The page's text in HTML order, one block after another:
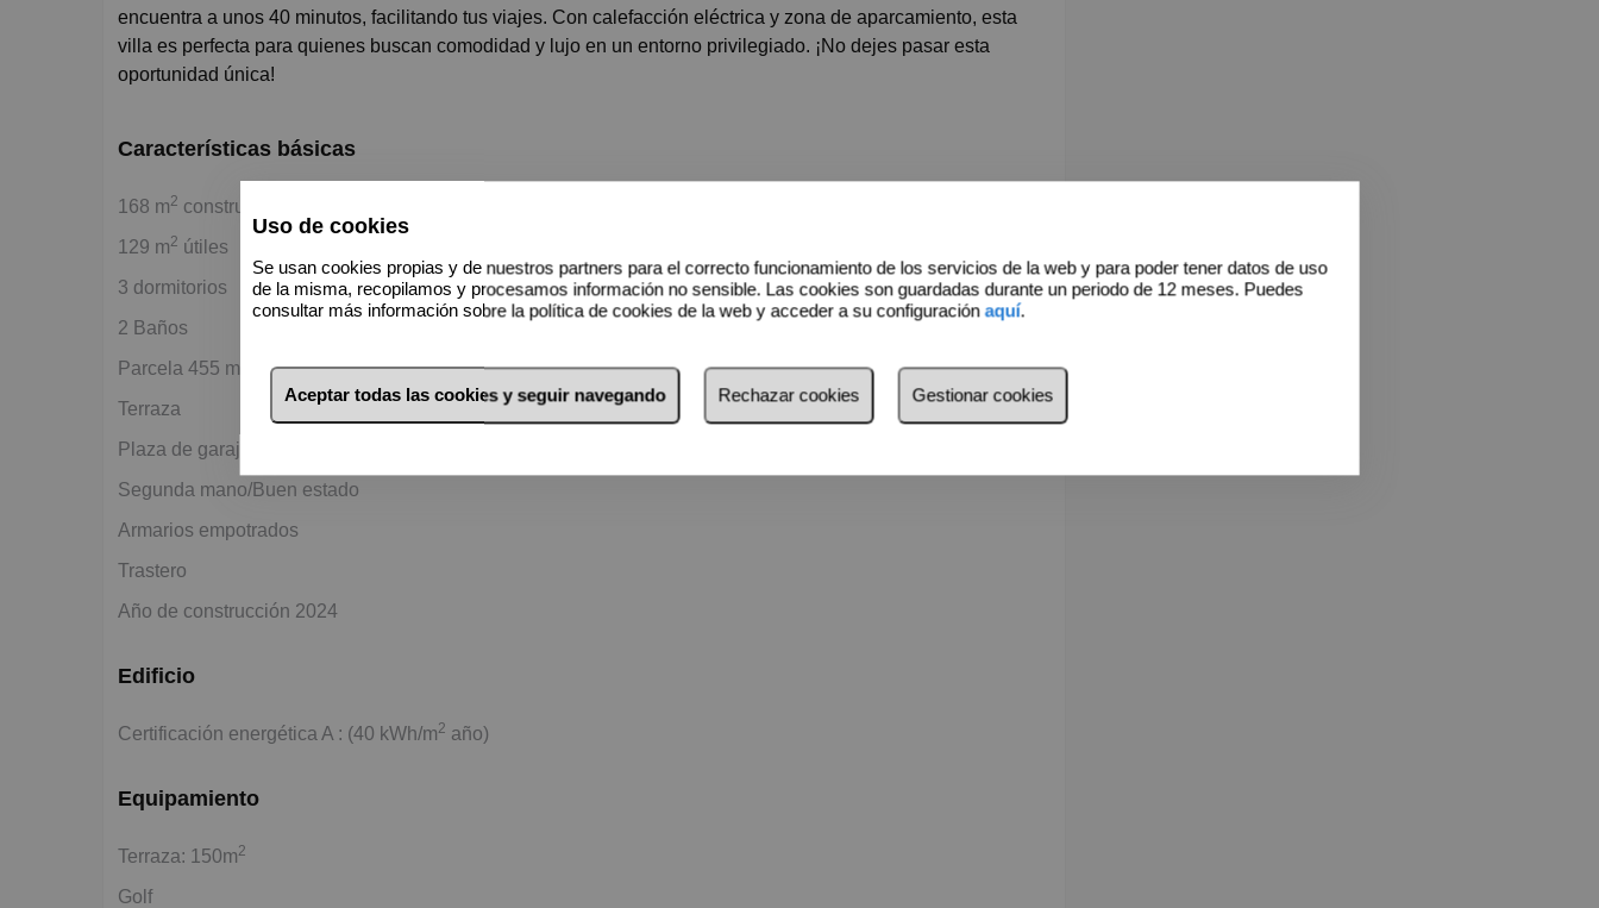
encuentra a unos 40 minutos, facilitando tus viajes. Con calefacción eléctrica y zona de aparcamiento, esta
villa es perfecta para quienes buscan comodidad y lujo en un entorno privilegiado. ¡No dejes pasar esta
oportunidad única!
Características básicas
168 m2 construidos
129 m2 útiles
3 dormitorios
2 Baños
Parcela 455 m
Terraza
Plaza de garaje
Segunda mano/Buen estado
Armarios empotrados
Trastero
Año de construcción 2024
Edificio
Certificación energética A : (40 kWh/m2 año)
Equipamiento
Terraza: 150m2
Golf
Uso de cookies
Se usan cookies propias y de nuestros partners para el correcto funcionamiento de los servicios de la web y para poder tener datos de uso
de la misma, recopilamos y procesamos información no sensible. Las cookies son guardadas durante un periodo de 12 meses. Puedes
consultar más información sobre la política de cookies de la web y acceder a su configuraciónaquí.
Aceptar todas las cookies y seguir navegando Rechazar cookies Gestionar cookies